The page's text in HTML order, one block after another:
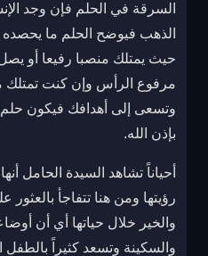
السرقة في الحلم فإن وجد
الذهب فيوضح الحلم ما
حيث يمتلك منصبا رفيعا أو
مرفوع الرأس وإن كنت
وتسعى إلى أهدافك فيكون
بإذن الله.
أحياناً تشاهد السيدة الحامل
رؤيتها ومن هنا تتفاجأ
والخير خلال حياتها أي أن
والسكينة وتسعد كثيراً